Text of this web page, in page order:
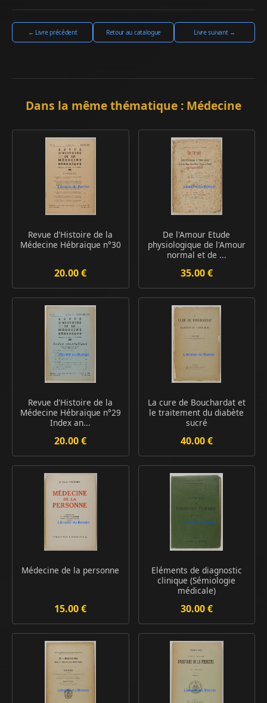
← Livre précédent Retour au catalogue Livre suivant →
Dans la même thématique : Médecine
Revue d'Histoire de la
Médecine Hébraïque n°30
20.00 €
De l'Amour Etude
physiologique de l'Amour
normal et de ...
35.00 €
Revue d'Histoire de la
Médecine Hébraïque n°29
Index an...
20.00 €
La cure de Bouchardat et
le traitement du diabète
sucré
40.00 €
Médecine de la personne
15.00 €
Eléments de diagnostic
clinique (Sémiologie
médicale)
30.00 €